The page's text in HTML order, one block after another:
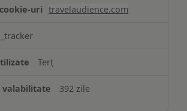
travelaudience.com
_tracker
Terț
392 zile